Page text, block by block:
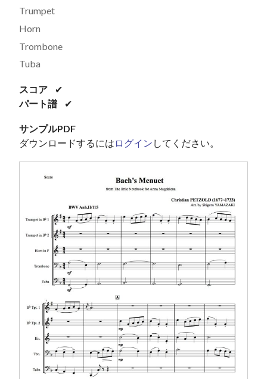
Trumpet
Horn
Trombone
Tuba
スコア
✔
パート譜
✔
サンプルPDF
ダウンロードするには ログイン してください。